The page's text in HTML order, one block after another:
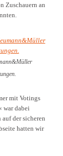
Zuschauern an
mit Votings
war dabei
der sicheren
hatten wir